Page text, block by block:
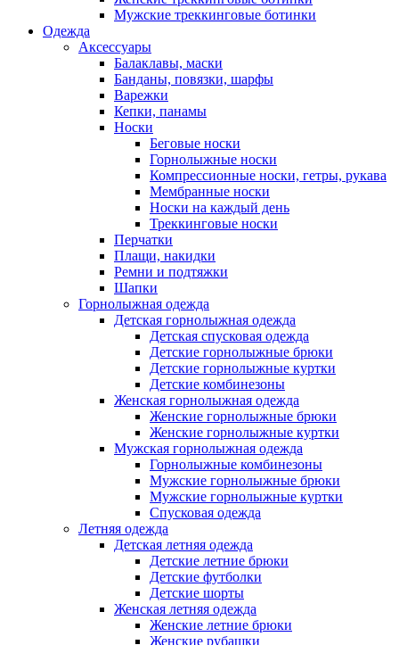
Мужские треккинговые ботинки
Одежда
Аксессуары
Балаклавы, маски
Банданы, повязки, шарфы
Варежки
Кепки, панамы
Носки
Беговые носки
Горнолыжные носки
Компрессионные носки, гетры, рукава
Мембранные носки
Носки на каждый день
Треккинговые носки
Перчатки
Плащи, накидки
Ремни и подтяжки
Шапки
Горнолыжная одежда
Детская горнолыжная одежда
Детская спусковая одежда
Детские горнолыжные брюки
Детские горнолыжные куртки
Детские комбинезоны
Женская горнолыжная одежда
Женские горнолыжные брюки
Женские горнолыжные куртки
Мужская горнолыжная одежда
Горнолыжные комбинезоны
Мужские горнолыжные брюки
Мужские горнолыжные куртки
Спусковая одежда
Летняя одежда
Детская летняя одежда
Детские летние брюки
Детские футболки
Детские шорты
Женская летняя одежда
Женские летние брюки
Женские рубашки